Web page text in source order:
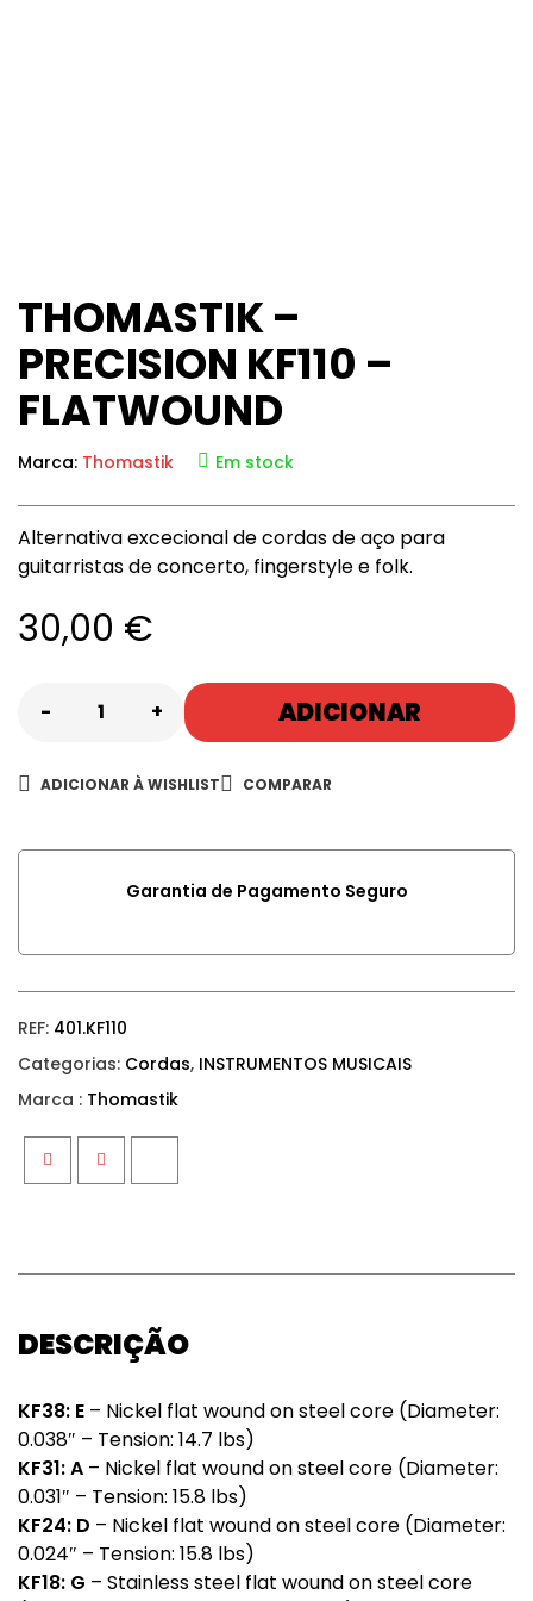
THOMASTIK –
PRECISION KF110 –
FLATWOUND
Marca: Thomastik Em stock
Alternativa excecional de cordas de aço para
guitarristas de concerto, fingerstyle e folk.
30,00 €
- + ADICIONAR
ADICIONAR À WISHLIST COMPARAR
Garantia de Pagamento Seguro
REF: 401.KF110
Categorias: Cordas, INSTRUMENTOS MUSICAIS
Marca : Thomastik
FacebookTwitterGoogle+
DESCRIÇÃO
KF38: E – Nickel flat wound on steel core (Diameter:
0.038″ – Tension: 14.7 lbs)
KF31: A – Nickel flat wound on steel core (Diameter:
0.031″ – Tension: 15.8 lbs)
KF24: D – Nickel flat wound on steel core (Diameter:
0.024″ – Tension: 15.8 lbs)
KF18: G – Stainless steel flat wound on steel core